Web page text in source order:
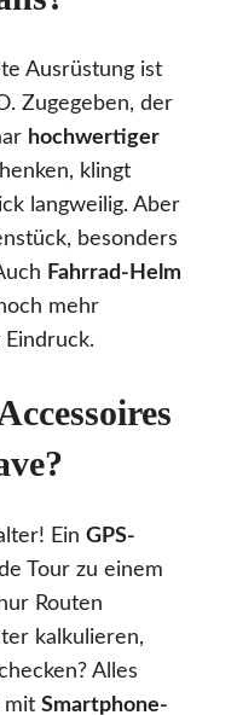
Ausrüstung ist
Zugegeben, der
hochwertiger
klingt
langweilig. Aber
besonders
Fahrrad-Helm
mehr
Ein GPS-
Tour zu einem
Routen
kalkulieren,
Alles
mit Smartphone-